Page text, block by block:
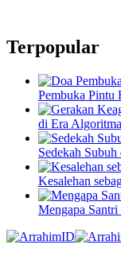
Terpopular
Pembuka Pintu
di Era Algoritma
Sedekah
Kesalehan
Mengapa